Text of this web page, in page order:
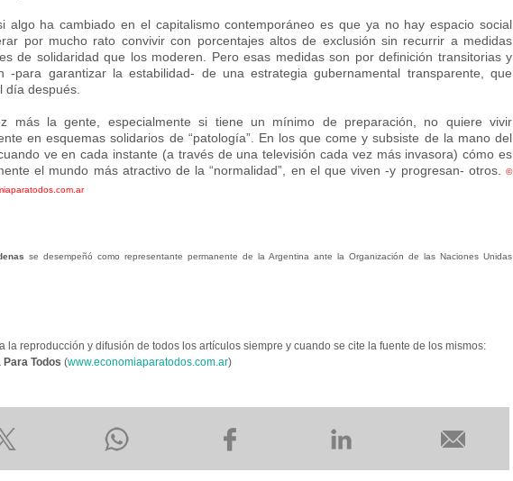
algo ha cambiado en el capitalismo contemporáneo es que ya no hay espacio social
por mucho rato convivir con porcentajes altos de exclusión sin recurrir a medidas
de solidaridad que los moderen. Pero esas medidas son por definición transitorias y
-para garantizar la estabilidad- de una estrategia gubernamental transparente, que
día después.
más la gente, especialmente si tiene un mínimo de preparación, no quiere vivir
en esquemas solidarios de “patología”. En los que come y subsiste de la mano del
ve en cada instante (a través de una televisión cada vez más invasora) cómo es
el mundo más atractivo de la “normalidad”, en el que viven -y progresan- otros.
©
se desempeñó como representante permanente de la Argentina ante la Organización de las Naciones Unidas
la reproducción y difusión de todos los artículos siempre y cuando se cite la fuente de los mismos:
Para Todos (www.economiaparatodos.com.ar)